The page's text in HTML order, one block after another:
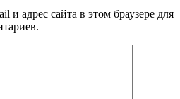
и адрес сайта в этом браузере для